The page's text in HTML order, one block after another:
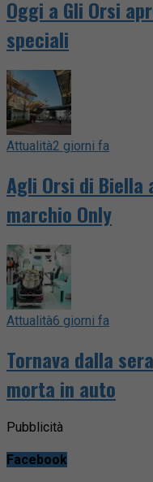
Oggi a Gli Orsi
speciali
Attualità2 giorni fa
Agli Orsi di Biella
marchio Only
Attualità6 giorni fa
Tornava dalla
morta in auto
Pubblicità
Facebook